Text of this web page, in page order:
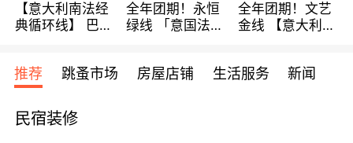
【意大利南法经
典循环线】 巴黎
宾馆 108欧/天起
全程756欧/位
全年团期！永恒
绿线 「意国法
欧/天起 ~包拼房
全年团期！文艺
金线 【意大利一
每周铁发！
推荐 跳蚤市场 房屋店铺 生活服务 新闻
民宿装修